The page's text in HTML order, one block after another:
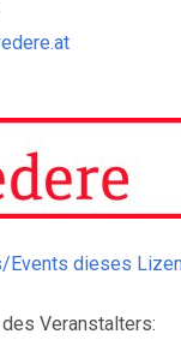
Events dieses
Veranstalters: